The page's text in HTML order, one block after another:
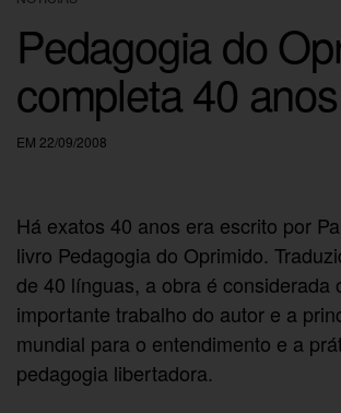
Pedagogia do
completa 40 anos
EM 22/09/2008
Há exatos 40 anos era escrito por
livro Pedagogia do Oprimido.
de 40 línguas, a obra é considerada
importante trabalho do autor e a
mundial para o entendimento e a
pedagogia libertadora.